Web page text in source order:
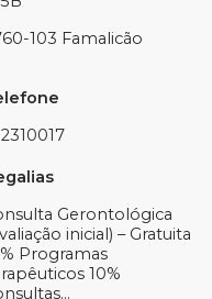
103 Famalicão
Gerontológica
inicial) – Gratuita
Programas
10%